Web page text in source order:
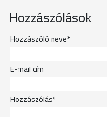
Hozzászólások
Hozzászóló neve*
E-mail cím
Hozzászólás*